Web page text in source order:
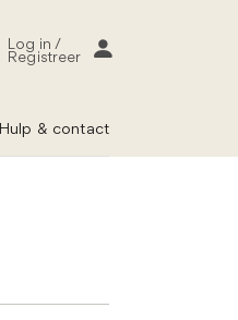
Log in /
Registreer
Hulp & contact